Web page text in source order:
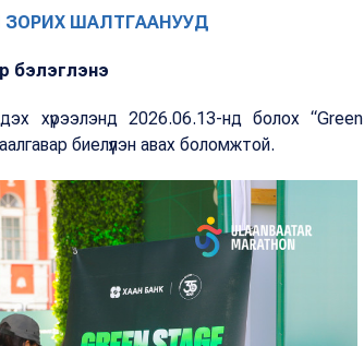
ЗОРИХ ШАЛТГААНУУД
бэлэглэнэ
хүрээлэнд 2026.06.13-нд болох “Green
биелүүлэн авах боломжтой.